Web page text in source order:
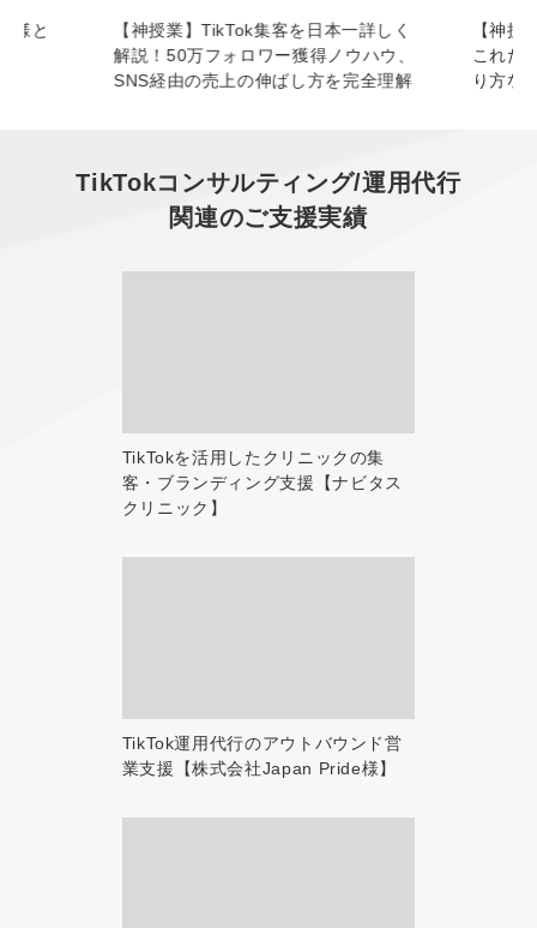
様と
【神授業】TikTok集客を日本一詳しく
解説！50万フォロワー獲得ノウハウ、
SNS経由の売上の伸ばし方を完全理解
【神授
これだ
り方な
TikTokコンサルティング/運用代行
関連のご支援実績
TikTokを活用したクリニックの集
客・ブランディング支援【ナビタス
クリニック】
TikTok運用代行のアウトバウンド営
業支援【株式会社Japan Pride様】